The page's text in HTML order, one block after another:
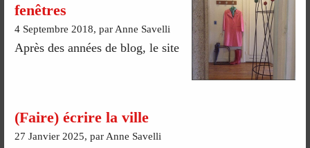
fenêtres
4 Septembre 2018, par Anne Savelli
Après des années de blog, le site
(Faire) écrire la ville
27 Janvier 2025, par Anne Savelli